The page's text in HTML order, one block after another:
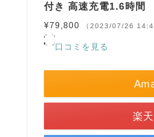
付き 高速充電1.6時間
¥79,800 （2023/07/26
口コミを見る
楽